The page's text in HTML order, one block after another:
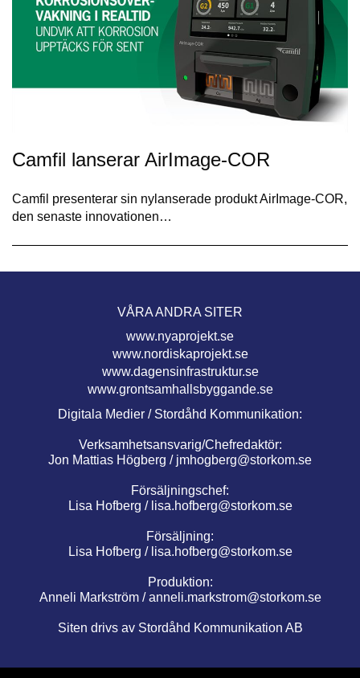
Camfil lanserar AirImage-COR
Camfil presenterar sin nylanserade produkt AirImage-COR,
den senaste innovationen…
VÅRA ANDRA SITER
www.nyaprojekt.se
www.nordiskaprojekt.se
www.dagensinfrastruktur.se
www.grontsamhallsbyggande.se
Digitala Medier / Stordåhd Kommunikation:
Verksamhetsansvarig/Chefredaktör:
Jon Mattias Högberg / jmhogberg@storkom.se
Försäljningschef:
Lisa Hofberg / lisa.hofberg@storkom.se
Försäljning:
Lisa Hofberg / lisa.hofberg@storkom.se
Produktion:
Anneli Markström /anneli.markstrom@storkom.se
Siten drivs av Stordåhd Kommunikation AB